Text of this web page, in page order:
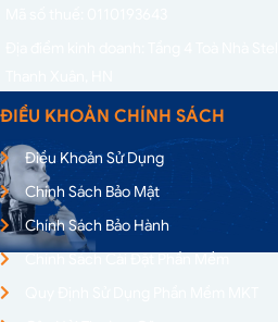
ĐIỀU KHOẢN CHÍNH SÁCH
Điều Khoản Sử Dụng
Chính Sách Bảo Mật
Chính Sách Bảo Hành